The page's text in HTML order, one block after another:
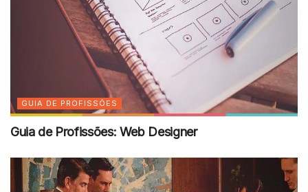
GUIA DE PROFISSÕES
Guia de Profissões: Web Designer